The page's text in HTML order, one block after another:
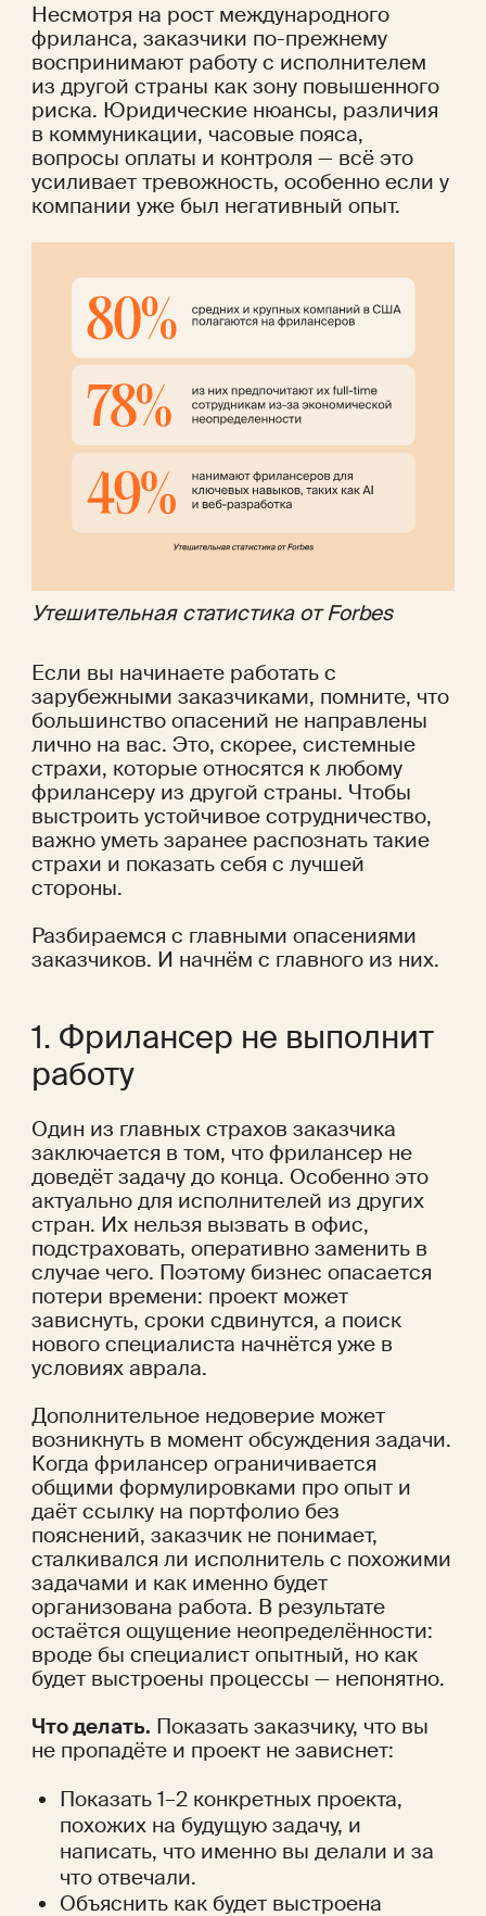
Несмотря на рост международного
фриланса, заказчики по-прежнему
воспринимают работу с исполнителем
из другой страны как зону повышенного
риска. Юридические нюансы, различия
в коммуникации, часовые пояса,
вопросы оплаты и контроля — всё это
усиливает тревожность, особенно если у
компании уже был негативный опыт.
Утешительная статистика от Forbes
Если вы начинаете работать с
зарубежными заказчиками, помните, что
большинство опасений не направлены
лично на вас. Это, скорее, системные
страхи, которые относятся к любому
фрилансеру из другой страны. Чтобы
выстроить устойчивое сотрудничество,
важно уметь заранее распознать такие
страхи и показать себя с лучшей
стороны.
Разбираемся с главными опасениями
заказчиков. И начнём с главного из них.
1. Фрилансер не выполнит
работу
Один из главных страхов заказчика
заключается в том, что фрилансер не
доведёт задачу до конца. Особенно это
актуально для исполнителей из других
стран. Их нельзя вызвать в офис,
подстраховать, оперативно заменить в
случае чего. Поэтому бизнес опасается
потери времени: проект может
зависнуть, сроки сдвинутся, а поиск
нового специалиста начнётся уже в
условиях аврала.
Дополнительное недоверие может
возникнуть в момент обсуждения задачи.
Когда фрилансер ограничивается
общими формулировками про опыт и
даёт ссылку на портфолио без
пояснений, заказчик не понимает,
сталкивался ли исполнитель с похожими
задачами и как именно будет
организована работа. В результате
остаётся ощущение неопределённости:
вроде бы специалист опытный, но как
будет выстроены процессы — непонятно.
Что делать. Показать заказчику, что вы
не пропадёте и проект не зависнет:
Показать 1–2 конкретных проекта,
похожих на будущую задачу, и
написать, что именно вы делали и за
что отвечали.
Объяснить как будет выстроена